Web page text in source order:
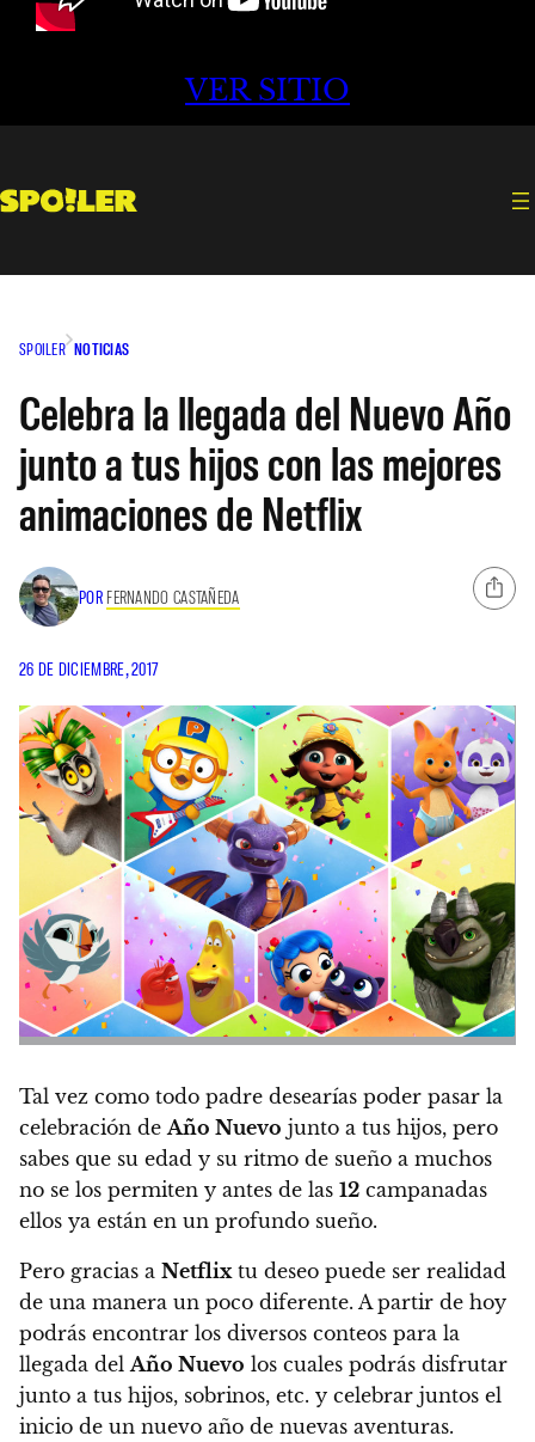
VER SITIO
SPOILER NOTICIAS
Celebra la llegada del Nuevo Año
junto a tus hijos con las mejores
animaciones de Netflix
POR FERNANDO CASTAÑEDA
26 DE DICIEMBRE, 2017
Tal vez como todo padre desearías poder pasar la
celebración deAño Nuevo junto a tus hijos, pero
sabes que su edad y su ritmo de sueño a muchos
no se los permiten y antes de las 12 campanadas
ellos ya están en un profundo sueño.
Pero gracias a Netflixtu deseo puede ser realidad
de una manera un poco diferente. A partir de hoy
podrás encontrar los diversos conteos para la
llegada delAño Nuevo los cuales podrás disfrutar
junto a tus hijos, sobrinos, etc. y celebrar juntos el
inicio de un nuevo año de nuevas aventuras.